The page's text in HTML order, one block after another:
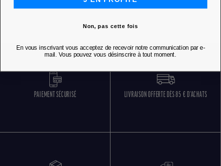
PAIEMENT SÉCURISÉ LIVRAISON OFFERTE DÈS 85 € D'ACHATS
Non, pas cette fois
En vous inscrivant vous acceptez de recevoir notre communication par e-
mail. Vous pouvez vous désinscrire à tout moment.